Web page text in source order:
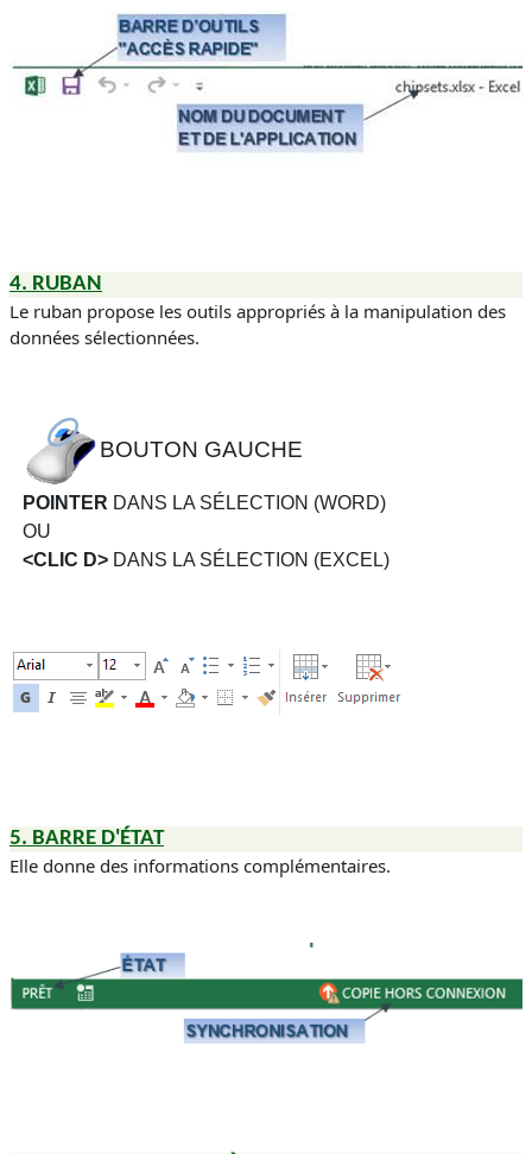
4. RUBAN
Le ruban propose les outils appropriés à la manipulation des
données sélectionnées.
BOUTON GAUCHE
POINTER DANS LA SÉLECTION (WORD)
OU
<CLIC D> DANS LA SÉLECTION (EXCEL)
5. BARRE D'ÉTAT
Elle donne des informations complémentaires.